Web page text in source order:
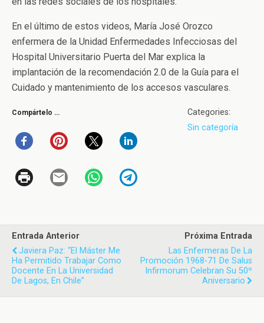
En el último de estos videos, María José Orozco
enfermera de la Unidad Enfermedades Infecciosas del
Hospital Universitario Puerta del Mar explica la
implantación de la recomendación 2.0 de la Guía para el
Cuidado y mantenimiento de los accesos vasculares.
Compártelo …
Categories:
Sin categoría
Entrada Anterior
Javiera Paz: “El Máster Me
Ha Permitido Trabajar Como
Docente En La Universidad
De Lagos, En Chile”
Próxima Entrada
Las Enfermeras De La
Promoción 1968-71 De Salus
Infirmorum Celebran Su 50º
Aniversario